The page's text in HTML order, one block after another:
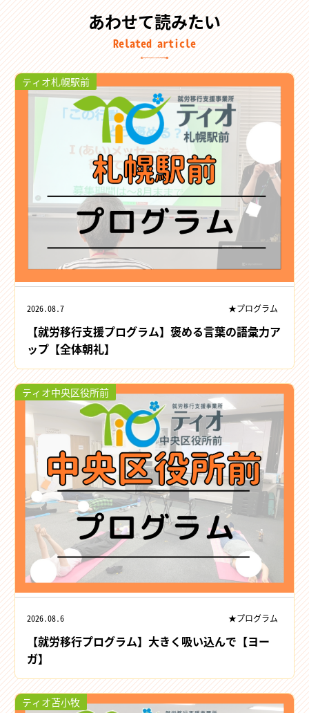
あわせて読みたい
Related article
ティオ札幌駅前
2026.08.7 ★プログラム
【就労移行支援プログラム】褒める言葉の語彙力ア
ップ【全体朝礼】
ティオ中央区役所前
2026.08.6 ★プログラム
【就労移行プログラム】大きく吸い込んで【ヨー
ガ】
ティオ苫小牧